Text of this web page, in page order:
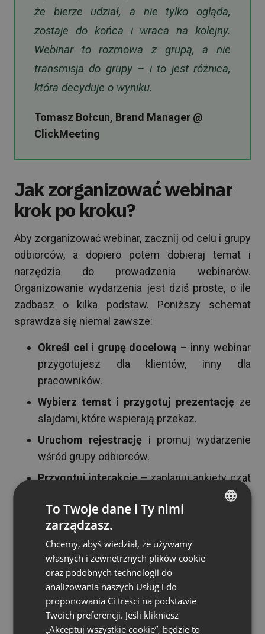
że bierze udział, a nie tylko ogląda,
zostaje do końca i wraca na kolejny.
Webinar to rozmowa z grupą, a nie
transmisja do grupy – i to jest różnica,
która decyduje o wyniku.
Tomasz Bołcun, Brand Manager @
ClickMeeting
Jak zorganizować webinar
krok po kroku?
Aby zorganizować webinar, zacznij od celu i grupy
odbiorców, a dopiero potem dobieraj temat i
narzędzia do prowadzenia webinarów.
Organizowanie wydarzenia jest dziś proste, o ile
zadbasz o kilka podstaw. Poniższy schemat
sprawdza się niemal zawsze:
Określ cel i grupę docelową – inny webinar
przygotujesz dla klientów, inny dla
pracowników.
Wybierz temat i przygotuj prezentację ze
slajdami, które wspierają przekaz.
Uruchom rejestrację i promuj wydarzenie
wśród grupy odbiorców.
Przygotuj interakcję– zaplanuj ankiety, czat
Nagraj webinar, aby udostępnić go osobom,
które nie mogły wziąć udziału na żywo.
Jakie funkcje ma dobra
platforma do webinarów?
Dobra platforma do webinarów daje narzędzia,
które zamieniają bierne oglądanie w udział. To one
FRENCH
RUSSIAN
SPANISH
To Twoje dane i Ty nimi
zarządzasz.
Chcemy, abyś wiedział, że używamy
własnych i zewnętrznych plików cookie
oraz podobnych technologii do
analizowania naszych Usług i do
proponowania Ci treści na podstawie
Twoich preferencji. Jeśli klikniesz
„Akceptuj wszystkie cookie”, będzie to